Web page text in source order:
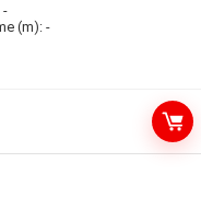
-
(m): -